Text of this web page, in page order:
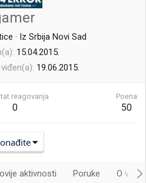
· Iz Srbija Novi Sad
15.04.2015.
19.06.2015.
reagovanja
0
Poena
50
aktivnosti Poruke O